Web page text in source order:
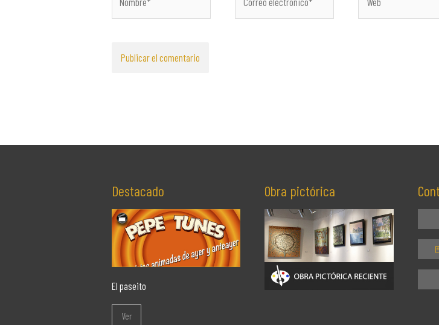
electrónico*
Destacado
El paseito
Ver
Obra pictórica